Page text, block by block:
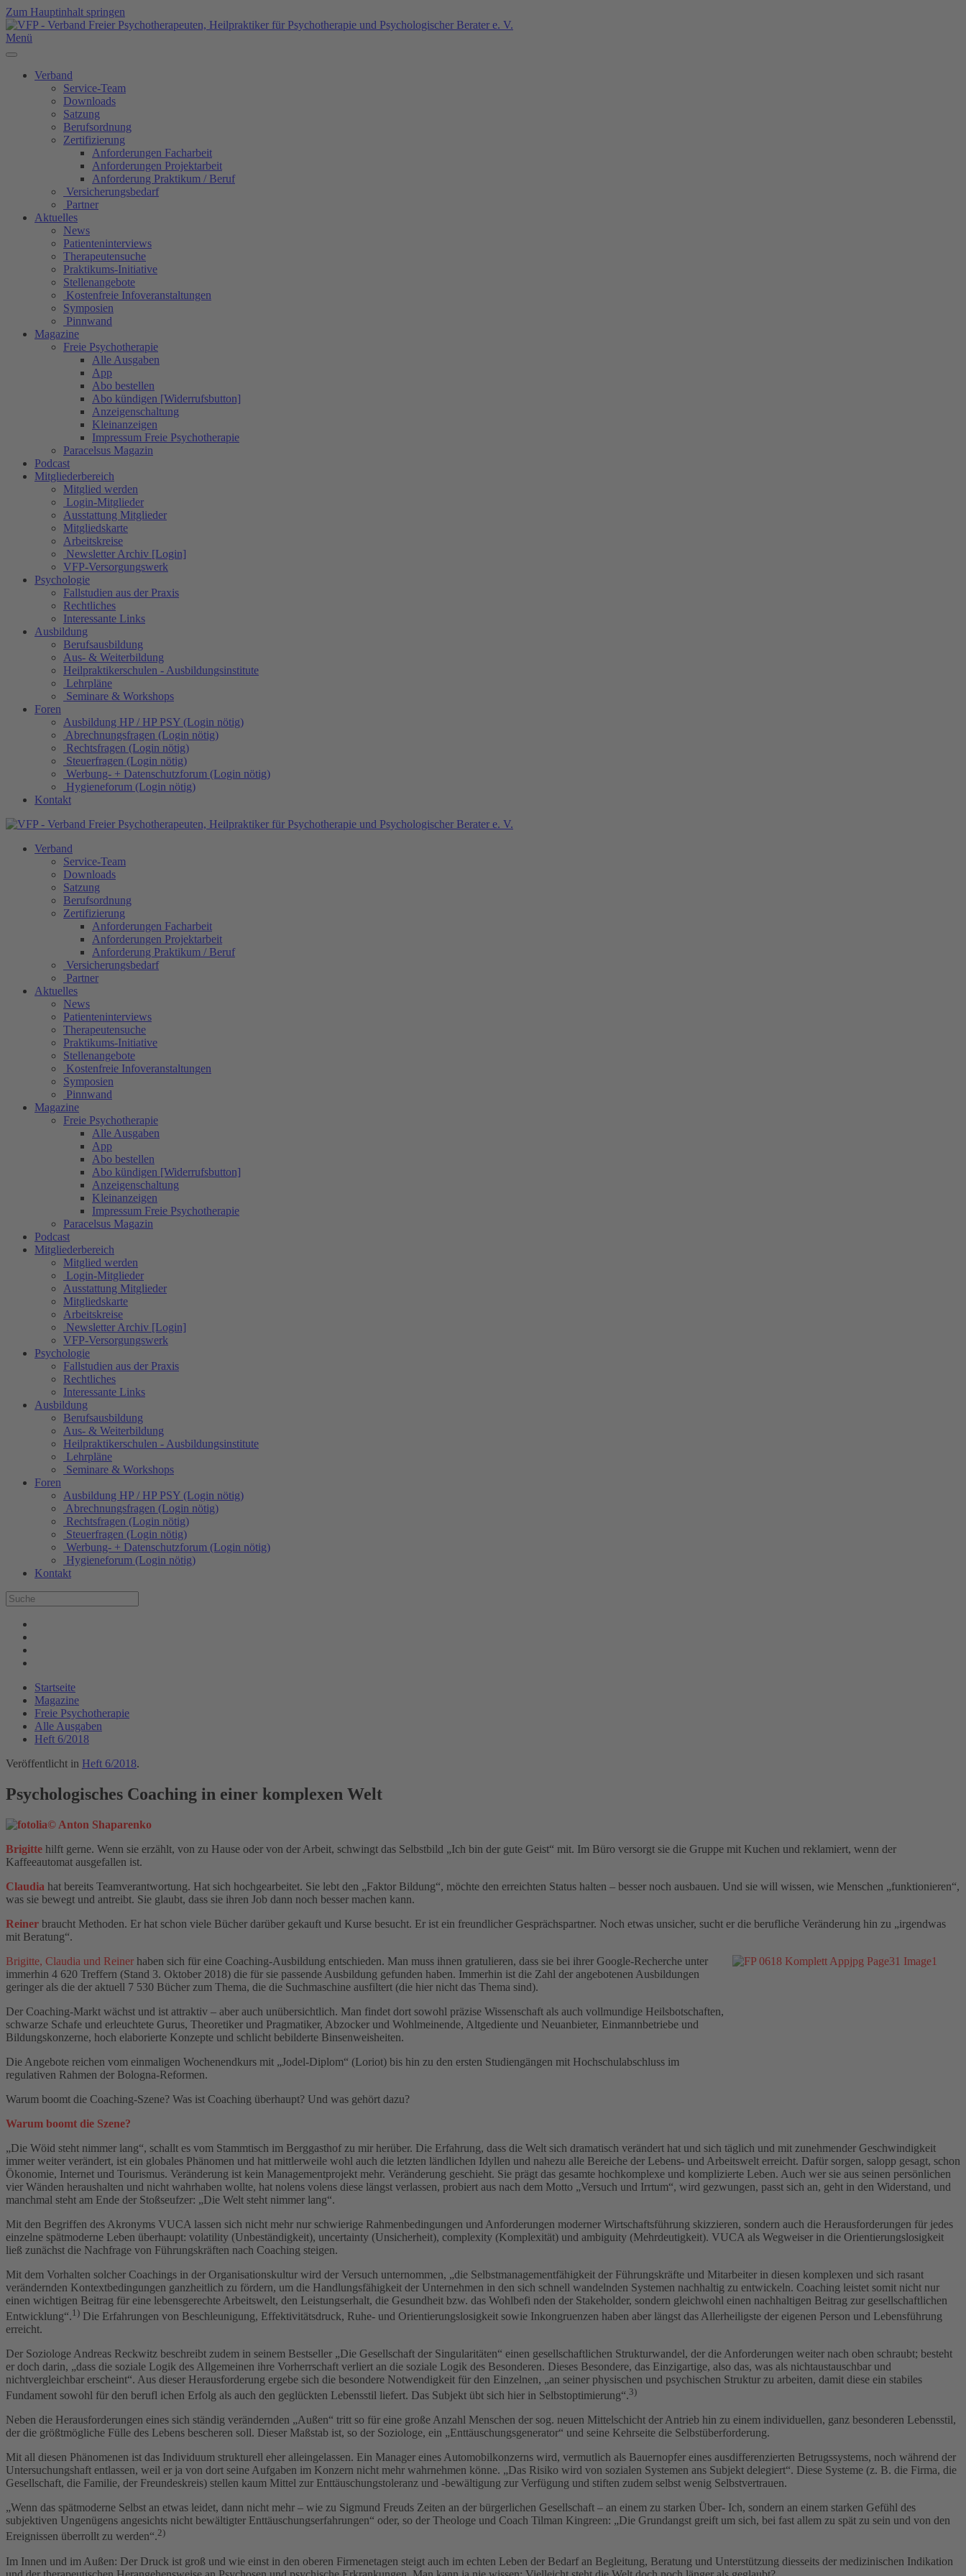
Zum Hauptinhalt springen
Menü
Verband
Service-Team
Downloads
Satzung
Berufsordnung
Zertifizierung
Anforderungen Facharbeit
Anforderungen Projektarbeit
Anforderung Praktikum / Beruf
Versicherungsbedarf
Partner
Aktuelles
News
Patienteninterviews
Therapeutensuche
Praktikums-Initiative
Stellenangebote
Kostenfreie Infoveranstaltungen
Symposien
Pinnwand
Magazine
Freie Psychotherapie
Alle Ausgaben
App
Abo bestellen
Abo kündigen [Widerrufsbutton]
Anzeigenschaltung
Kleinanzeigen
Impressum Freie Psychotherapie
Paracelsus Magazin
Podcast
Mitgliederbereich
Mitglied werden
Login-Mitglieder
Ausstattung Mitglieder
Mitgliedskarte
Arbeitskreise
Newsletter Archiv [Login]
VFP-Versorgungswerk
Psychologie
Fallstudien aus der Praxis
Rechtliches
Interessante Links
Ausbildung
Berufsausbildung
Aus- & Weiterbildung
Heilpraktikerschulen - Ausbildungsinstitute
Lehrpläne
Seminare & Workshops
Foren
Ausbildung HP / HP PSY (Login nötig)
Abrechnungsfragen (Login nötig)
Rechtsfragen (Login nötig)
Steuerfragen (Login nötig)
Werbung- + Datenschutzforum (Login nötig)
Hygieneforum (Login nötig)
Kontakt
Verband
Service-Team
Downloads
Satzung
Berufsordnung
Zertifizierung
Anforderungen Facharbeit
Anforderungen Projektarbeit
Anforderung Praktikum / Beruf
Versicherungsbedarf
Partner
Aktuelles
News
Patienteninterviews
Therapeutensuche
Praktikums-Initiative
Stellenangebote
Kostenfreie Infoveranstaltungen
Symposien
Pinnwand
Magazine
Freie Psychotherapie
Alle Ausgaben
App
Abo bestellen
Abo kündigen [Widerrufsbutton]
Anzeigenschaltung
Kleinanzeigen
Impressum Freie Psychotherapie
Paracelsus Magazin
Podcast
Mitgliederbereich
Mitglied werden
Login-Mitglieder
Ausstattung Mitglieder
Mitgliedskarte
Arbeitskreise
Newsletter Archiv [Login]
VFP-Versorgungswerk
Psychologie
Fallstudien aus der Praxis
Rechtliches
Interessante Links
Ausbildung
Berufsausbildung
Aus- & Weiterbildung
Heilpraktikerschulen - Ausbildungsinstitute
Lehrpläne
Seminare & Workshops
Foren
Ausbildung HP / HP PSY (Login nötig)
Abrechnungsfragen (Login nötig)
Rechtsfragen (Login nötig)
Steuerfragen (Login nötig)
Werbung- + Datenschutzforum (Login nötig)
Hygieneforum (Login nötig)
Kontakt
Startseite
Magazine
Freie Psychotherapie
Alle Ausgaben
Heft 6/2018
Veröffentlicht in Heft 6/2018.
Psychologisches Coaching in einer komplexen Welt
Brigitte hilft gerne. Wenn sie erzählt, von zu Hause oder von der Arbeit, schwingt das Selbstbild „Ich bin der gute Geist“ mit. Im Büro versorgt sie die Gruppe mit Kuchen und reklamiert, wenn der
Kaffeeautomat ausgefallen ist.
Claudia hat bereits Teamverantwortung. Hat sich hochgearbeitet. Sie lebt den „Faktor Bildung“, möchte den erreichten Status halten – besser noch ausbauen. Und sie will wissen, wie Menschen „funktionieren“,
was sie bewegt und antreibt. Sie glaubt, dass sie ihren Job dann noch besser machen kann.
Reiner braucht Methoden. Er hat schon viele Bücher darüber gekauft und Kurse besucht. Er ist ein freundlicher Gesprächspartner. Noch etwas unsicher, sucht er die berufliche Veränderung hin zu „irgendwas
mit Beratung“.
Brigitte, Claudia und Reiner haben sich für eine Coaching-Ausbildung entschieden. Man muss ihnen gratulieren, dass sie bei ihrer Google-Recherche unter
immerhin 4 620 Treffern (Stand 3. Oktober 2018) die für sie passende Ausbildung gefunden haben. Immerhin ist die Zahl der angebotenen Ausbildungen
geringer als die der aktuell 7 530 Bücher zum Thema, die die Suchmaschine ausfiltert (die hier nicht das Thema sind).
Der Coaching-Markt wächst und ist attraktiv – aber auch unübersichtlich. Man findet dort sowohl präzise Wissenschaft als auch vollmundige Heilsbotschaften,
schwarze Schafe und erleuchtete Gurus, Theoretiker und Pragmatiker, Abzocker und Wohlmeinende, Altgediente und Neuanbieter, Einmannbetriebe und
Bildungskonzerne, hoch elaborierte Konzepte und schlicht bebilderte Binsenweisheiten.
Die Angebote reichen vom einmaligen Wochenendkurs mit „Jodel-Diplom“ (Loriot) bis hin zu den ersten Studiengängen mit Hochschulabschluss im
regulativen Rahmen der Bologna-Reformen.
Warum boomt die Coaching-Szene? Was ist Coaching überhaupt? Und was gehört dazu?
Warum boomt die Szene?
„Die Wöid steht nimmer lang“, schallt es vom Stammtisch im Berggasthof zu mir herüber. Die Erfahrung, dass die Welt sich dramatisch verändert hat und sich täglich und mit zunehmender Geschwindigkeit
immer weiter verändert, ist ein globales Phänomen und hat mittlerweile wohl auch die letzten ländlichen Idyllen und nahezu alle Bereiche der Lebens- und Arbeitswelt erreicht. Dafür sorgen, salopp gesagt, schon
Ökonomie, Internet und Tourismus. Veränderung ist kein Managementprojekt mehr. Veränderung geschieht. Sie prägt das gesamte hochkomplexe und komplizierte Leben. Auch wer sie aus seinen persönlichen
vier Wänden heraushalten und nicht wahrhaben wollte, hat nolens volens diese längst verlassen, probiert aus nach dem Motto „Versuch und Irrtum“, wird gezwungen, passt sich an, geht in den Widerstand, und
manchmal steht am Ende der Stoßseufzer: „Die Welt steht nimmer lang“.
Mit den Begriffen des Akronyms VUCA lassen sich nicht mehr nur schwierige Rahmenbedingungen und Anforderungen moderner Wirtschaftsführung skizzieren, sondern auch die Herausforderungen für jedes
einzelne spätmoderne Leben überhaupt: volatility (Unbeständigkeit), uncertainty (Unsicherheit), complexity (Komplexität) und ambiguity (Mehrdeutigkeit). VUCA als Wegweiser in die Orientierungslosigkeit
ließ zunächst die Nachfrage von Führungskräften nach Coaching steigen.
Mit dem Vorhalten solcher Coachings in der Organisationskultur wird der Versuch unternommen, „die Selbstmanagementfähigkeit der Führungskräfte und Mitarbeiter in diesen komplexen und sich rasant
verändernden Kontextbedingungen ganzheitlich zu fördern, um die Handlungsfähigkeit der Unternehmen in den sich schnell wandelnden Systemen nachhaltig zu entwickeln. Coaching leistet somit nicht nur
einen wichtigen Beitrag für eine lebensgerechte Arbeitswelt, den Leistungserhalt, die Gesundheit bzw. das Wohlbefi nden der Stakeholder, sondern gleichwohl einen nachhaltigen Beitrag zur gesellschaftlichen
Entwicklung“.1) Die Erfahrungen von Beschleunigung, Effektivitätsdruck, Ruhe- und Orientierungslosigkeit sowie Inkongruenzen haben aber längst das Allerheiligste der eigenen Person und Lebensführung
erreicht.
Der Soziologe Andreas Reckwitz beschreibt zudem in seinem Bestseller „Die Gesellschaft der Singularitäten“ einen gesellschaftlichen Strukturwandel, der die Anforderungen weiter nach oben schraubt; besteht
er doch darin, „dass die soziale Logik des Allgemeinen ihre Vorherrschaft verliert an die soziale Logik des Besonderen. Dieses Besondere, das Einzigartige, also das, was als nichtaustauschbar und
nichtvergleichbar erscheint“. Aus dieser Herausforderung ergebe sich die besondere Notwendigkeit für den Einzelnen, „an seiner physischen und psychischen Struktur zu arbeiten, damit diese ein stabiles
Fundament sowohl für den berufl ichen Erfolg als auch den geglückten Lebensstil liefert. Das Subjekt übt sich hier in Selbstoptimierung“.3)
Neben die Herausforderungen eines sich ständig verändernden „Außen“ tritt so für eine große Anzahl Menschen der sog. neuen Mittelschicht der Antrieb hin zu einem individuellen, ganz besonderen Lebensstil,
der die größtmögliche Fülle des Lebens bescheren soll. Dieser Maßstab ist, so der Soziologe, ein „Enttäuschungsgenerator“ und seine Kehrseite die Selbstüberforderung.
Mit all diesen Phänomenen ist das Individuum strukturell eher alleingelassen. Ein Manager eines Automobilkonzerns wird, vermutlich als Bauernopfer eines ausdifferenzierten Betrugssystems, noch während der
Untersuchungshaft entlassen, weil er ja von dort seine Aufgaben im Konzern nicht mehr wahrnehmen könne. „Das Risiko wird von sozialen Systemen ans Subjekt delegiert“. Diese Systeme (z. B. die Firma, die
Gesellschaft, die Familie, der Freundeskreis) stellen kaum Mittel zur Enttäuschungstoleranz und -bewältigung zur Verfügung und stiften zudem selbst wenig Selbstvertrauen.
„Wenn das spätmoderne Selbst an etwas leidet, dann nicht mehr – wie zu Sigmund Freuds Zeiten an der bürgerlichen Gesellschaft – an einem zu starken Über- Ich, sondern an einem starken Gefühl des
subjektiven Ungenügens angesichts nicht bewältigter Enttäuschungserfahrungen“ oder, so der Theologe und Coach Tilman Kingreen: „Die Grundangst greift um sich, bei fast allem zu spät zu sein und von den
Ereignissen überrollt zu werden“.2)
Im Innen und im Außen: Der Druck ist groß und wie einst in den oberen Firmenetagen steigt auch im echten Leben der Bedarf an Begleitung, Beratung und Unterstützung diesseits der medizinischen Indikation